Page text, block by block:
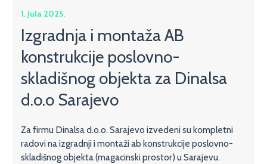
1. Jula 2025.
Izgradnja i montaža AB
konstrukcije poslovno-
skladišnog objekta za Dinalsa
d.o.o Sarajevo
Za firmu Dinalsa d.o.o. Sarajevo izvedeni su kompletni
radovi na izgradnji i montaži ab konstrukcije poslovno-
skladišnog objekta (magacinski prostor) u Sarajevu.